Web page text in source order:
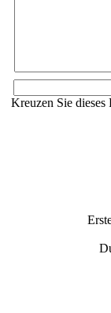
Kreuzen Sie dieses